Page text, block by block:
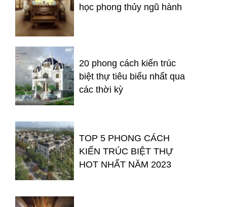
học phong thủy ngũ hành
20 phong cách kiến trúc
biệt thự tiêu biểu nhất qua
các thời kỳ
TOP 5 PHONG CÁCH
KIẾN TRÚC BIỆT THỰ
HOT NHẤT NĂM 2023